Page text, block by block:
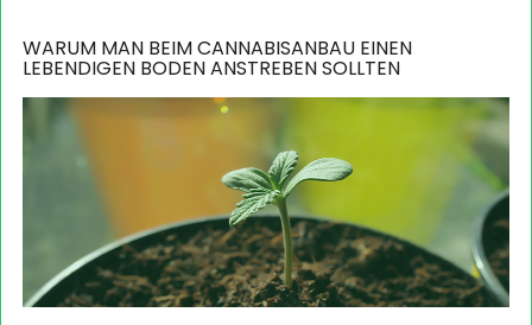
WARUM MAN BEIM CANNABISANBAU EINEN
LEBENDIGEN BODEN ANSTREBEN SOLLTEN